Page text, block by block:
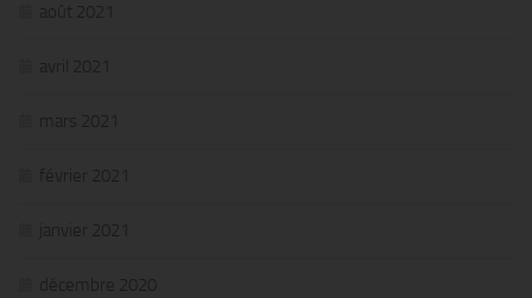
août 2021
avril 2021
mars 2021
février 2021
janvier 2021
décembre 2020